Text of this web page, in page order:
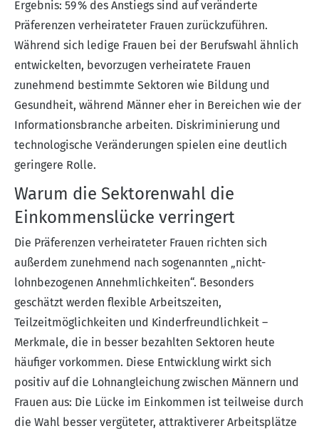
Ergebnis: 59 % des Anstiegs sind auf veränderte
Präferenzen verheirateter Frauen zurückzuführen.
Während sich ledige Frauen bei der Berufswahl ähnlich
entwickelten, bevorzugen verheiratete Frauen
zunehmend bestimmte Sektoren wie Bildung und
Gesundheit, während Männer eher in Bereichen wie der
Informationsbranche arbeiten. Diskriminierung und
technologische Veränderungen spielen eine deutlich
geringere Rolle.
Warum die Sektorenwahl die
Einkommenslücke verringert
Die Präferenzen verheirateter Frauen richten sich
außerdem zunehmend nach sogenannten „nicht-
lohnbezogenen Annehmlichkeiten“. Besonders
geschätzt werden flexible Arbeitszeiten,
Teilzeitmöglichkeiten und Kinderfreundlichkeit –
Merkmale, die in besser bezahlten Sektoren heute
häufiger vorkommen. Diese Entwicklung wirkt sich
positiv auf die Lohnangleichung zwischen Männern und
Frauen aus: Die Lücke im Einkommen ist teilweise durch
die Wahl besser vergüteter, attraktiverer Arbeitsplätze